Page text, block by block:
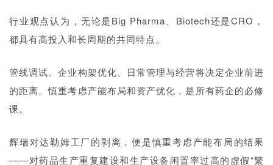
资
讯
视
频
专
行业观点认为，无论是Big Pharma、Biotech还是CRO，
都具有高投入和长周期的共同特点。
管线调试、企业构架优化、日常管理与经营将决定企业前进
的距离。慎重考虑产能布局和资产优化，是所有药企的必修
课。
辉瑞对达勒姆工厂的剥离，便是慎重考虑产能布局的结果
——对药品生产重复建设和生产设备闲置率过高的虚假“繁